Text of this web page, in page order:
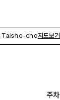
Taisho-cho지도보기
주차